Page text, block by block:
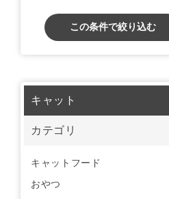
この条件で絞り込む
キャット
カテゴリ
キャットフード
おやつ